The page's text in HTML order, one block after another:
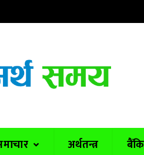
अर्थतन्त्र